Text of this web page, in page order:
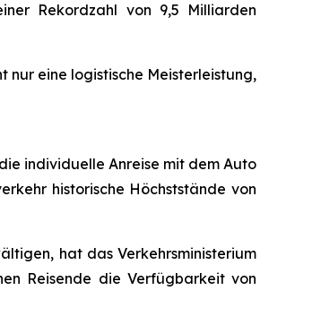
Rekordzahl von 9,5 Milliarden
nur eine logistische Meisterleistung,
individuelle Anreise mit dem Auto
historische Höchststände von
hat das Verkehrsministerium
Reisende die Verfügbarkeit von